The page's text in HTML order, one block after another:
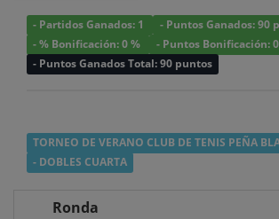
- Partidos Ganados: 1
- Puntos Ganados: 90
- % Bonificación: 0 %
- Puntos Bonificación:
- Puntos Ganados Total: 90 puntos
TORNEO DE VERANO CLUB DE TENIS PEÑA
- DOBLES CUARTA
Ronda